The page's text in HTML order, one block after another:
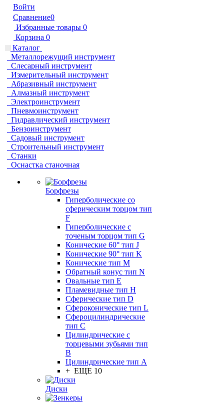
Войти
Сравнение0
Избранные товары 0
Корзина 0
Каталог
Металлорежущий инструмент
Слесарный инструмент
Измерительный инструмент
Абразивный инструмент
Алмазный инструмент
Электроинструмент
Пневмоинструмент
Гидравлический инструмент
Бензоинструмент
Садовый инструмент
Строительный инструмент
Станки
Оснастка станочная
Борфрезы
Гиперболические cо
сферическим торцом тип
F
Гиперболические с
точеным торцом тип G
Конические 60° тип J
Конические 90° тип K
Конические тип M
Обратный конус тип N
Овальные тип E
Пламевидные тип H
Сферические тип D
Сфероконические тип L
Сфероцилиндрические
тип C
Цилиндрические с
торцевыми зубьями тип
B
Цилиндрические тип А
+ ЕЩЕ 10
Диски